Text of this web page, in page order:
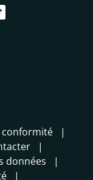
conformité
données